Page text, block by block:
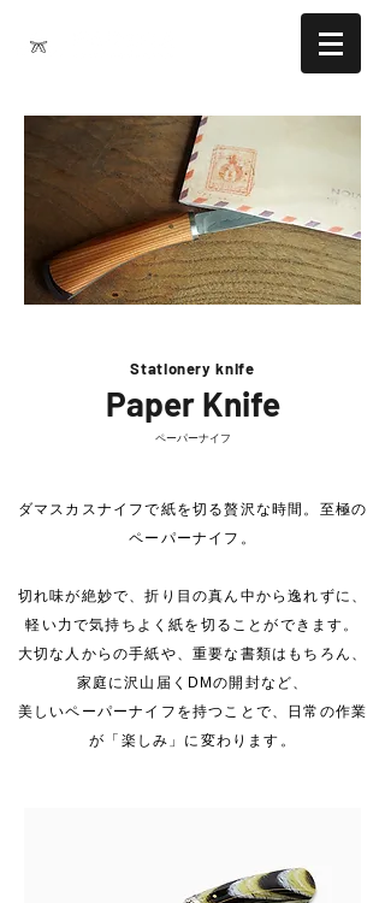
Stationery knife
Paper Knife
ペーパーナイフ
ダマスカスナイフで紙を切る贅沢な時間。至極の
ペーパーナイフ。
切れ味が絶妙で、折り目の真ん中から逸れずに、
軽い力で気持ちよく紙を切ることができます。
大切な人からの手紙や、重要な書類はもちろん、
家庭に沢山届くDMの開封など、
美しいペーパーナイフを持つことで、日常の作業
が「楽しみ」に変わります。